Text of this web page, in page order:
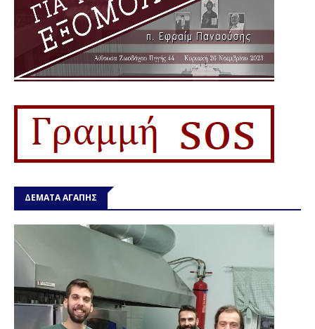
ΔΕΜΑΤΑ ΑΓΑΠΗΣ